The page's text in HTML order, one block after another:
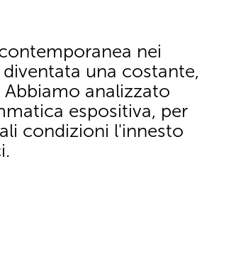
nei
una costante,
analizzato
espositiva, per
condizioni l'innesto